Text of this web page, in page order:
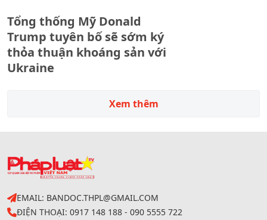
Tổng thống Mỹ Donald
Trump tuyên bố sẽ sớm ký
thỏa thuận khoáng sản với
Ukraine
Xem thêm
EMAIL: BANDOC.THPL@GMAIL.COM
ĐIỆN THOẠI: 0917 148 188 - 090 5555 722